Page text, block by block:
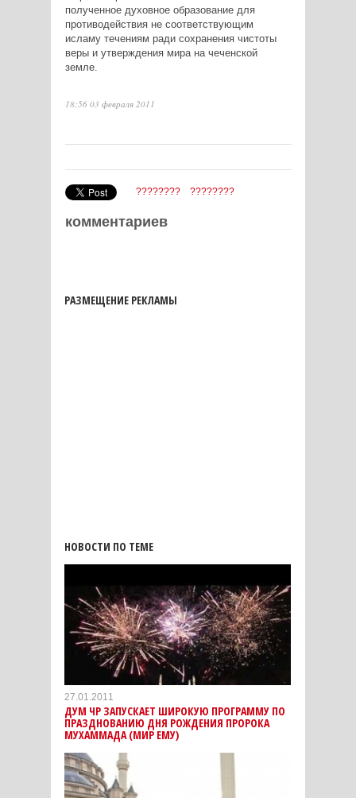
полученное духовное образование для
противодействия не соответствующим
исламу течениям ради сохранения чистоты
веры и утверждения мира на чеченской
земле.
18:56 03 февраля 2011
???????? ????????
комментариев
РАЗМЕЩЕНИЕ РЕКЛАМЫ
НОВОСТИ ПО ТЕМЕ
27.01.2011
ДУМ ЧР ЗАПУСКАЕТ ШИРОКУЮ ПРОГРАММУ ПО
ПРАЗДНОВАНИЮ ДНЯ РОЖДЕНИЯ ПРОРОКА
МУХАММАДА (МИР ЕМУ)